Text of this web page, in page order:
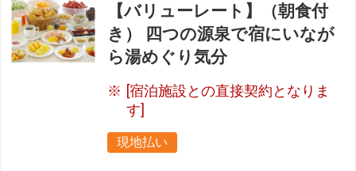
【バリューレート】（朝食付
き） 四つの源泉で宿にいなが
ら湯めぐり気分
[宿泊施設との直接契約となりま
す]
現地払い